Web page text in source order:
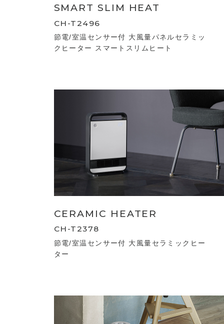
SMART SLIM HEAT
CH-T2496
節電/室温センサー付 大風量パネルセラミッ
クヒーター スマートスリムヒート
CERAMIC HEATER
CH-T2378
節電/室温センサー付 大風量セラミックヒー
ター